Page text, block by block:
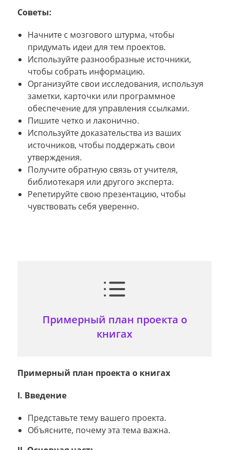
Советы:
Начните с мозгового штурма, чтобы
придумать идеи для тем проектов.
Используйте разнообразные источники,
чтобы собрать информацию.
Организуйте свои исследования, используя
заметки, карточки или программное
обеспечение для управления ссылками.
Пишите четко и лаконично.
Используйте доказательства из ваших
источников, чтобы поддержать свои
утверждения.
Получите обратную связь от учителя,
библиотекаря или другого эксперта.
Репетируйте свою презентацию, чтобы
чувствовать себя уверенно.
Примерный план проекта о
книгах
Примерный план проекта о книгах
I. Введение
Представьте тему вашего проекта.
Объясните, почему эта тема важна.